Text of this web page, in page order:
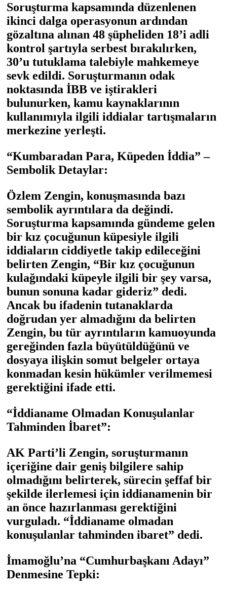
Soruşturma kapsamında düzenlenen
ikinci dalga operasyonun ardından
gözaltına alınan 48 şüpheliden 18’i adli
kontrol şartıyla serbest bırakılırken,
30’u tutuklama talebiyle mahkemeye
sevk edildi. Soruşturmanın odak
noktasında İBB ve iştirakleri
bulunurken, kamu kaynaklarının
kullanımıyla ilgili iddialar tartışmaların
merkezine yerleşti.
“Kumbaradan Para, Küpeden İddia” –
Sembolik Detaylar:
Özlem Zengin, konuşmasında bazı
sembolik ayrıntılara da değindi.
Soruşturma kapsamında gündeme gelen
bir kız çocuğunun küpesiyle ilgili
iddiaların ciddiyetle takip edileceğini
belirten Zengin, “Bir kız çocuğunun
kulağındaki küpeyle ilgili bir şey varsa,
bunun sonuna kadar gideriz” dedi.
Ancak bu ifadenin tutanaklarda
doğrudan yer almadığını da belirten
Zengin, bu tür ayrıntıların kamuoyunda
gereğinden fazla büyütüldüğünü ve
dosyaya ilişkin somut belgeler ortaya
konmadan kesin hükümler verilmemesi
gerektiğini ifade etti.
“İddianame Olmadan Konuşulanlar
Tahminden İbaret”:
AK Parti’li Zengin, soruşturmanın
içeriğine dair geniş bilgilere sahip
olmadığını belirterek, sürecin şeffaf bir
şekilde ilerlemesi için iddianamenin bir
an önce hazırlanması gerektiğini
vurguladı. “İddianame olmadan
konuşulanlar tahminden ibaret” dedi.
İmamoğlu’na “Cumhurbaşkanı Adayı”
Denmesine Tepki: